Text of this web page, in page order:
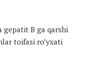
gepatit B ga qarshi
toifasi ro’yxati